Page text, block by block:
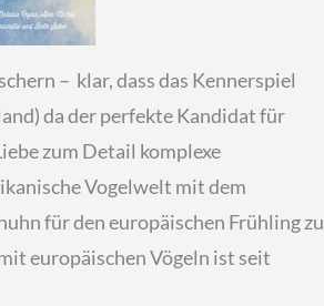
– klar, dass das Kennerspiel
da der perfekte Kandidat für
zum Detail komplexe
Vogelwelt mit dem
für den europäischen Frühling zu
europäischen Vögeln ist seit